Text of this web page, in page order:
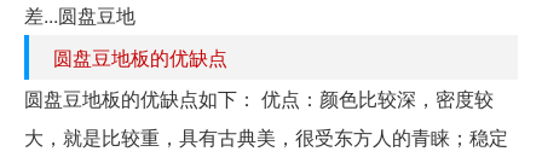
差...圆盘豆地
圆盘豆地板的优缺点
圆盘豆地板的优缺点如下： 优点：颜色比较深，密度较
大，就是比较重，具有古典美，很受东方人的青睐；稳定